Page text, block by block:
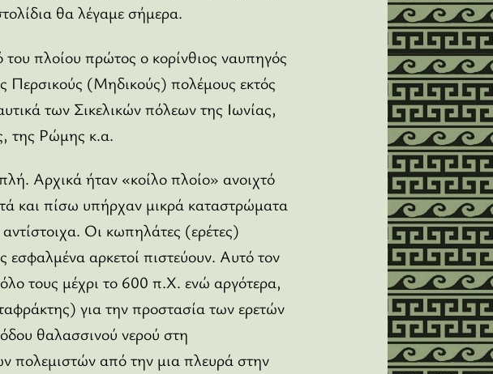
θα λέγαμε σήμερα.
πλοίου πρώτος ο κορίνθιος ναυπηγός
Περσικούς (Μηδικούς) πολέμους εκτός
των Σικελικών πόλεων της Ιωνίας,
της Ρώμης κ.α.
Αρχικά ήταν «κοίλο πλοίο» ανοιχτό
και πίσω υπήρχαν μικρά καταστρώματα
Οι κωπηλάτες (ερέτες)
αρκετοί πιστεύουν. Αυτό τον
τους μέχρι το 600 π.Χ. ενώ αργότερα,
για την προστασία των ερετών
θαλασσινού νερού στη
πολεμιστών από την μια πλευρά στην